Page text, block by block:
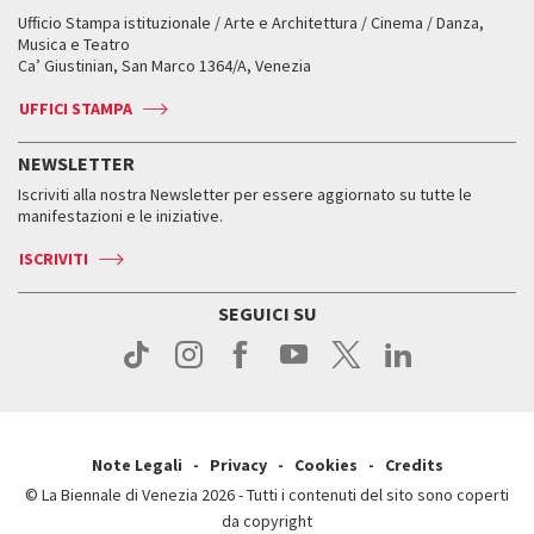
Servizi al pubblico
Come raggiungerci
Press
Orari e sedi
Accrediti
Come raggiungerci
Orari e sedi
Biglietti
Accrediti
Come raggiungerci
Contatti
Press
Servizi al pubblico
Come raggiungerci
Press
Workshop di critica teatrale
Leone d’oro alla carriera
Leone d’argento
Edizioni passate
Orari e sedi
Biglietti
Servizi al pubblico
Come raggiungerci
Contatti
Fondi e Collezioni
Biennale College ASAC
ASAC DATI
Storia
Orari e sedi
Ufficio Stampa istituzionale / Arte e Architettura / Cinema / Danza,
Musica e Teatro
Ca’ Giustinian, San Marco 1364/A, Venezia
UFFICI STAMPA
NEWSLETTER
Iscriviti alla nostra Newsletter per essere aggiornato su tutte le
manifestazioni e le iniziative.
ISCRIVITI
SEGUICI SU
Note Legali Privacy Cookies
Credits
© La Biennale di Venezia 2026 - Tutti i contenuti del sito sono coperti
da copyright